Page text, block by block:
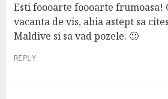
s
:
Esti foooarte foooarte frumoasa!
vacanta de vis, abia astept sa
Maldive si sa vad pozele. 🙂
REPLY